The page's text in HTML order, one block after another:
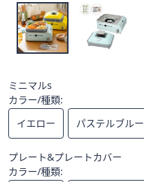
右
に
ス
ワ
プ
し
て
閲
覧
で
ミニマルs
カラー/種類:
イエロー
パステルブルー
プレート&プレートカバー
カラー/種類: